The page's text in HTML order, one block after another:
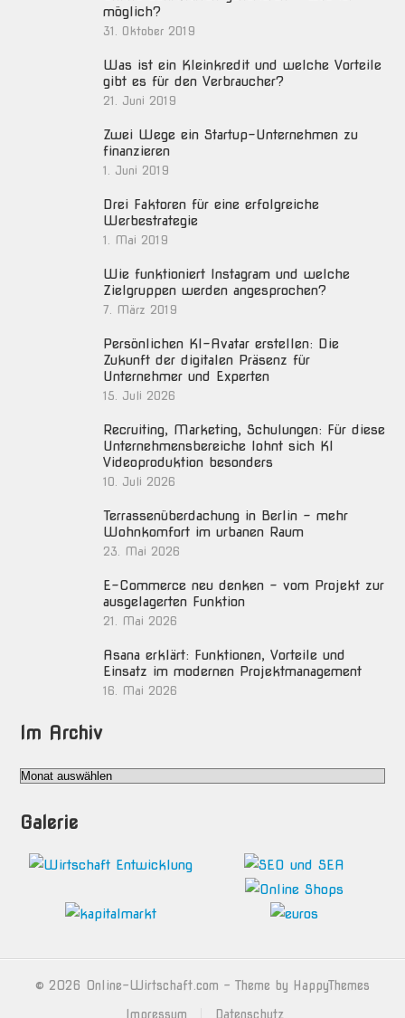
möglich?
31. Oktober 2019
Was ist ein Kleinkredit und welche Vorteile
gibt es für den Verbraucher?
21. Juni 2019
Zwei Wege ein Startup-Unternehmen zu
finanzieren
1. Juni 2019
Drei Faktoren für eine erfolgreiche
Werbestrategie
1. Mai 2019
Wie funktioniert Instagram und welche
Zielgruppen werden angesprochen?
7. März 2019
Persönlichen KI-Avatar erstellen: Die
Zukunft der digitalen Präsenz für
Unternehmer und Experten
15. Juli 2026
Recruiting, Marketing, Schulungen: Für diese
Unternehmensbereiche lohnt sich KI
Videoproduktion besonders
10. Juli 2026
Terrassenüberdachung in Berlin – mehr
Wohnkomfort im urbanen Raum
23. Mai 2026
E-Commerce neu denken – vom Projekt zur
ausgelagerten Funktion
21. Mai 2026
Asana erklärt: Funktionen, Vorteile und
Einsatz im modernen Projektmanagement
16. Mai 2026
Im Archiv
Im
Galerie
© 2026 Online-Wirtschaft.com - Theme by HappyThemes
Impressum
Datenschutz